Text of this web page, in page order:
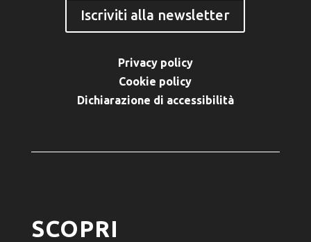
Iscriviti alla newsletter
Privacy policy
Cookie policy
Dichiarazione di accessibilità
SCOPRI